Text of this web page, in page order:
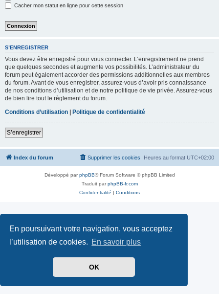
En poursuivant votre navigation, vous acceptez
l’utilisation de cookies. En savoir plus
OK
Cacher mon statut en ligne pour cette session
S’ENREGISTRER
Vous devez être enregistré pour vous connecter. L’enregistrement ne prend
que quelques secondes et augmente vos possibilités. L’administrateur du
forum peut également accorder des permissions additionnelles aux membres
du forum. Avant de vous enregistrer, assurez-vous d’avoir pris connaissance
de nos conditions d’utilisation et de notre politique de vie privée. Assurez-vous
de bien lire tout le règlement du forum.
Conditions d’utilisation | Politique de confidentialité
S’enregistrer
Index du forum Heures au format UTC+02:00
Supprimer les cookies
Développé parphpBB® Forum Software © phpBB Limited
Traduit parphpBB-fr.com
Confidentialité | Conditions